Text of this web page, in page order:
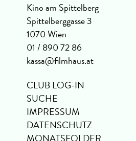
Kino am Spittelberg
Spittelberggasse 3
1070 Wien
01 / 890 72 86
kassa@filmhaus.at
CLUB LOG-IN
SUCHE
IMPRESSUM
DATENSCHUTZ